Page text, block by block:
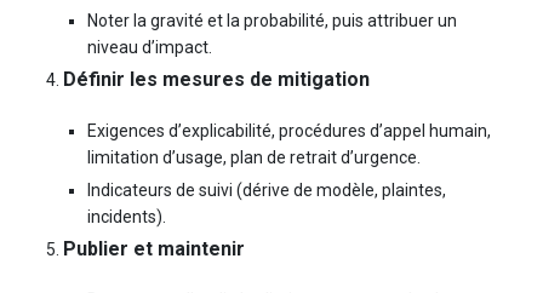
Noter la gravité et la probabilité, puis attribuer un
niveau d’impact.
Définir les mesures de mitigation
Exigences d’explicabilité, procédures d’appel humain,
limitation d’usage, plan de retrait d’urgence.
Indicateurs de suivi (dérive de modèle, plaintes,
incidents).
Publier et maintenir